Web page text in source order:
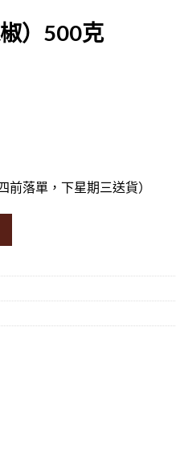
）500克
落單，下星期三送貨）
500g量